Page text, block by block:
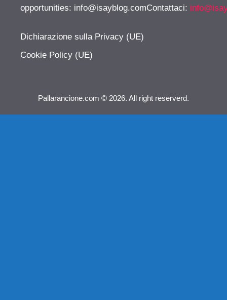
opportunities: info@isayblog.comContattaci:
Dichiarazione sulla Privacy (UE)
Cookie Policy (UE)
Pallarancione.com © 2026. All right reserverd.